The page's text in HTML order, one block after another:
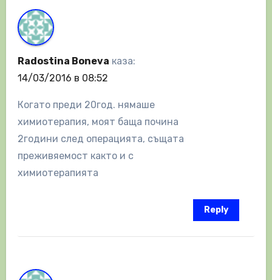
Radostina Boneva каза:
14/03/2016 в 08:52
Когато преди 20год. нямаше
химиотерапия, моят баща почина
2години след операцията, същата
преживяемост както и с
химиотерапията
Reply